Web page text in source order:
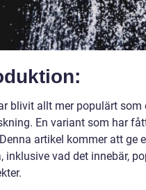
blivit allt mer populärt
En variant som har
artikel kommer att ge
inklusive vad det innebär,